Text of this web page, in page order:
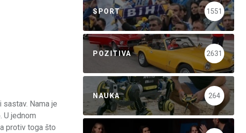
Nama je
U jednom
protiv toga što
SPORT 1551
POZITIVA 2631
NAUKA 264